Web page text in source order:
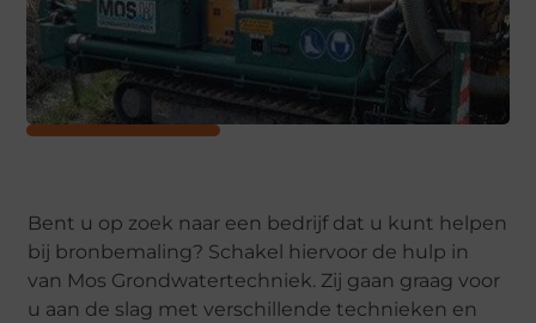
Bent u op zoek naar een bedrijf dat u kunt helpen
bij bronbemaling? Schakel hiervoor de hulp in
van Mos Grondwatertechniek. Zij gaan graag voor
u aan de slag met verschillende technieken en